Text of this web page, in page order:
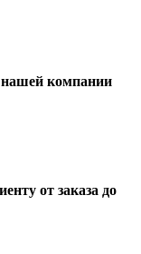
нашей компании
от заказа до